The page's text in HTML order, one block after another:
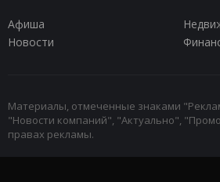
Афиша
Новости
Материалы, отмеченные знаками
"Новости компаний", "Актуально",
правах рекламы.